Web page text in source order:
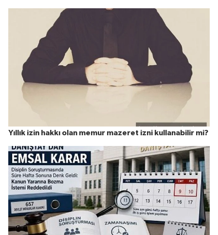
Yıllık izin hakkı olan memur mazeret izni kullanabilir mi?